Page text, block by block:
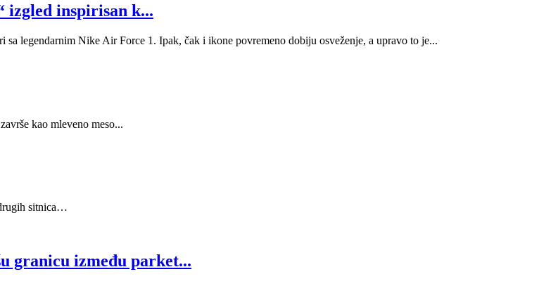
izgled inspirisan k...
legendarnim Nike Air Force 1. Ipak, čak i ikone povremeno dobiju osveženje, a upravo to je...
kao mleveno meso...
sitnica…
granicu između parket...